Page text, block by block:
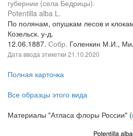
губернии (села Бедрицы).
Potentilla alba L.
По полянам, опушкам лесов и
Козельск. у-д.
12.06.1887. Собр. Голенкин М.И.,
Дата ввода этикетки 21.10.2020
Полная карточка
Все образцы этого вида
Материалы "Атласа флоры России" (